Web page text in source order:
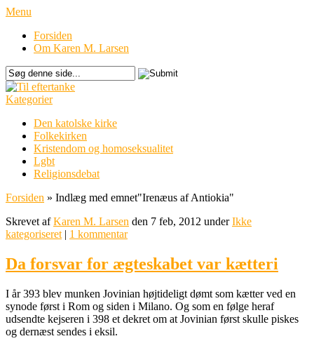
Menu
Forsiden
Om Karen M. Larsen
Kategorier
Den katolske kirke
Folkekirken
Kristendom og homoseksualitet
Lgbt
Religionsdebat
Forsiden » Indlæg med emnet"Irenæus af Antiokia"
Skrevet afKaren M. Larsen den 7 feb, 2012 underIkke
kategoriseret | 1 kommentar
Da forsvar for ægteskabet var kætteri
I år 393 blev munken Jovinian højtideligt dømt som kætter ved en
synode først i Rom og siden i Milano. Og som en følge heraf
udsendte kejseren i 398 et dekret om at Jovinian først skulle piskes
og dernæst sendes i eksil.